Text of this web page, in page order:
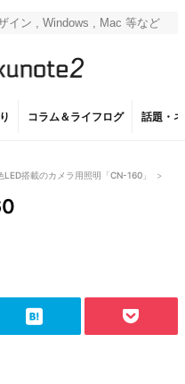
コラム＆ライフログ 話題・
搭載のカメラ用照明「CN-160」
>